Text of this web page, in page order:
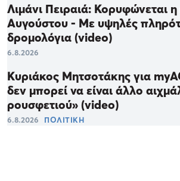
Λιμάνι Πειραιά: Κορυφώνεται
Αυγούστου - Με υψηλές
δρομολόγια (video)
6.8.2026
Κυριάκος Μητσοτάκης για
δεν μπορεί να είναι άλλο
ρουσφετιού» (video)
6.8.2026 ΠΟΛΙΤΙΚΗ